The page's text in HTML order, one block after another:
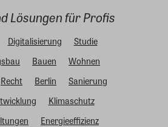
Lösungen für Profis
Digitalisierung
Studie
Bauen
Wohnen
Recht Berlin
Sanierung
Klimaschutz
Energieeffizienz